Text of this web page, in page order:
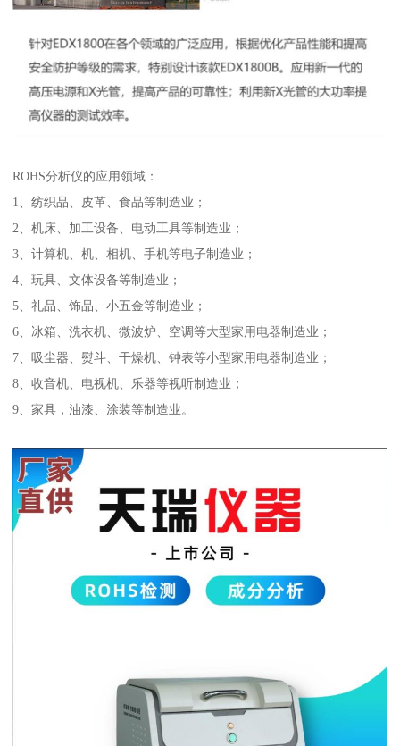
ROHS分析仪的应用领域：
1、纺织品、皮革、食品等制造业；
2、机床、加工设备、电动工具等制造业；
3、计算机、机、相机、手机等电子制造业；
4、玩具、文体设备等制造业；
5、礼品、饰品、小五金等制造业；
6、冰箱、洗衣机、微波炉、空调等大型家用电器制造业；
7、吸尘器、熨斗、干燥机、钟表等小型家用电器制造业；
8、收音机、电视机、乐器等视听制造业；
9、家具，油漆、涂装等制造业。